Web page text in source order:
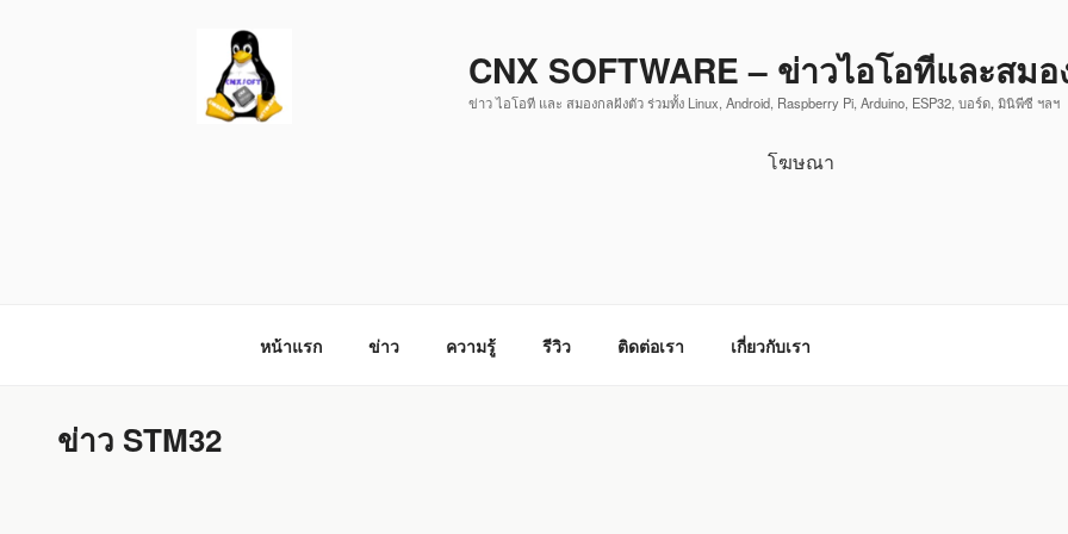
CNX SOFTWARE – ข่าวไอโอทีและสม
ข่าว ไอโอที และ สมองกลฝังตัว ร่วมทั้ง Linux, Android, Raspberry Pi, Arduino, ESP32, บอร์ด, มินิพีซี ฯลฯ
โฆษณา
หน้าแรก ข่าว ความรู้ รีวิว ติดต่อเรา เกี่ยวกับเรา
ข่าว STM32